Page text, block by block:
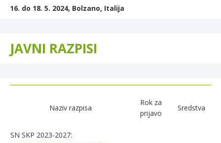
16. do 18. 5. 2024, Bolzano, Italija
JAVNI RAZPISI
Naziv razpisa
Rok za
prijavo
Sredstva
SN SKP 2023-2027: